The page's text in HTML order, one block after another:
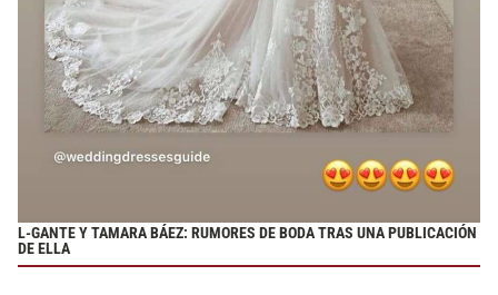
L-GANTE Y TAMARA BÁEZ: RUMORES DE BODA TRAS UNA PUBLICACIÓN
DE ELLA